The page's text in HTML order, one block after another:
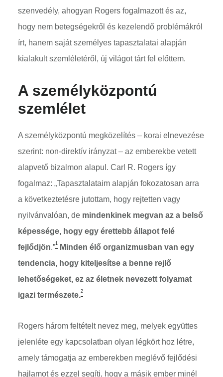
szenvedély, ahogyan Rogers fogalmazott és az,
hogy nem betegségekről és kezelendő problémákról
írt, hanem saját személyes tapasztalatai alapján
kialakult szemléletéről, új világot tárt fel előttem.
A személyközpontú
szemlélet
A személyközpontú megközelítés – korai elnevezése
szerint: non-direktív irányzat – az emberekbe vetett
alapvető bizalmon alapul. Carl R. Rogers így
fogalmaz: „Tapasztalataim alapján fokozatosan arra
a következtetésre jutottam, hogy rejtetten vagy
nyilvánvalóan, de mindenkinek megvan az a belső
képessége, hogy egy érettebb állapot felé
fejlődjön.”1
Minden élő organizmusban van egy
tendencia, hogy kiteljesítse a benne rejlő
lehetőségeket, ez az életnek nevezett folyamat
igazi természete.2
Rogers három feltételt nevez meg, melyek együttes
jelenléte egy kapcsolatban olyan légkört hoz létre,
amely támogatja az emberekben meglévő fejlődési
hajlamot és ezzel segíti, hogy a másik ember minél